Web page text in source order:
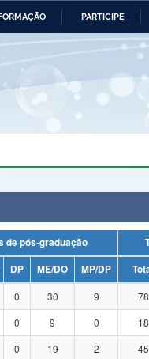
PARTICIPE
Ministério da
e dos Direitos
Planalto
Total de Programas de pós-graduação
DP ME/DO MP/DP
0 30 9 78
0 9 0 18
0 19 2 45